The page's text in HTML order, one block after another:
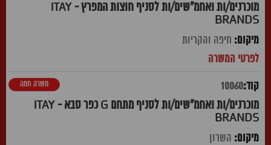
מוכרנים/ות ואחמ"שים/ות לסניף חוצות המפרץ - ITAY
BRANDS
חיפה והקריות
10060
מוכרנים/ות ואחמ"שים/ות לסניף מתחם G כפר סבא - ITAY
BRANDS
משרה חמה
השרון